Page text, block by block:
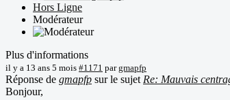
Hors Ligne
Modérateur
Plus d'informations
il y a 13 ans 5 mois #1171 pargmapfp
Réponse de gmapfp sur le sujet Re: Mauvais
Bonjour,